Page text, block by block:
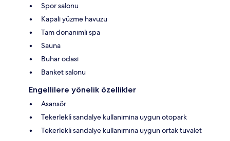
Spor salonu
Kapalı yüzme havuzu
Tam donanımlı spa
Sauna
Buhar odası
Banket salonu
Engellilere yönelik özellikler
Asansör
Tekerlekli sandalye kullanımına uygun otopark
Tekerlekli sandalye kullanımına uygun ortak tuvalet